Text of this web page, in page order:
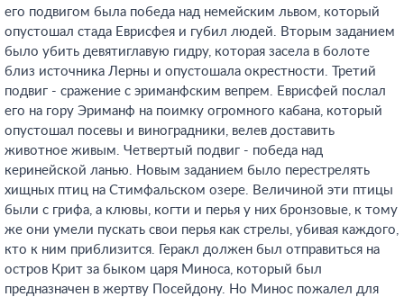
его подвигом была победа над немейским львом, который
опустошал стада Еврисфея и губил людей. Вторым заданием
было убить девятиглавую гидру, которая засела в болоте
близ источника Лерны и опустошала окрестности. Третий
подвиг - сражение с эриманфским вепрем. Еврисфей послал
его на гору Эриманф на поимку огромного кабана, который
опустошал посевы и виноградники, велев доставить
животное живым. Четвертый подвиг - победа над
керинейской ланью. Новым заданием было перестрелять
хищных птиц на Стимфальском озере. Величиной эти птицы
были с грифа, а клювы, когти и перья у них бронзовые, к тому
же они умели пускать свои перья как стрелы, убивая каждого,
кто к ним приблизится. Геракл должен был отправиться на
остров Крит за быком царя Миноса, который был
предназначен в жертву Посейдону. Но Минос пожалел для